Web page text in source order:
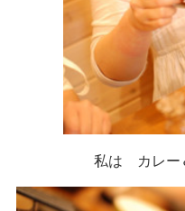
私は カレー